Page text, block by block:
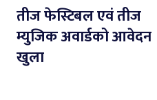
तीज फेस्टिबल एवं तीज
म्युजिक अवार्डको आवेदन
खुला